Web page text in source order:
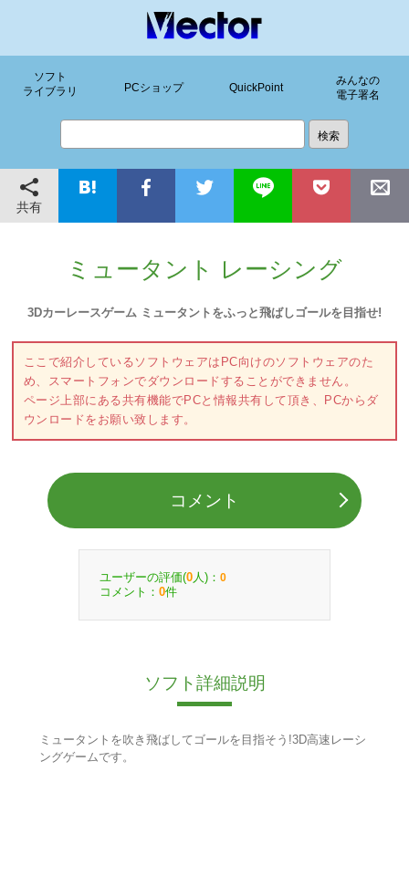
ソフト
ライブラリ
PCショップ QuickPoint
みんなの
電子署名
共有
ミュータント レーシング
3Dカーレースゲーム ミュータントをふっと飛ばしゴールを目指せ!
ここで紹介しているソフトウェアはPC向けのソフトウェアのた
め、スマートフォンでダウンロードすることができません。
ページ上部にある共有機能でPCと情報共有して頂き、PCからダ
ウンロードをお願い致します。
コメント
ユーザーの評価(0 人)： 0
コメント： 0件
ソフト詳細説明
ミュータントを吹き飛ばしてゴールを目指そう!3D高速レーシ
ングゲームです。